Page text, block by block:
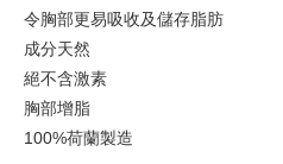
令胸部更易吸收及儲存脂肪
成分天然
絕不含激素
胸部增脂
100%荷蘭製造